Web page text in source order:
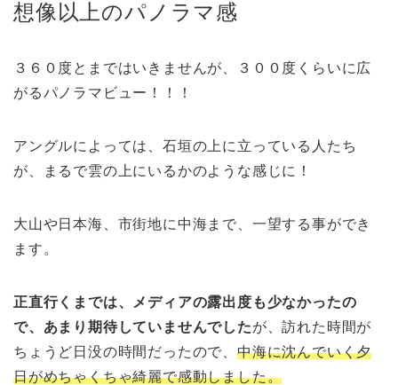
想像以上のパノラマ感
３６０度とまではいきませんが、３００度くらいに広
がるパノラマビュー！！！
アングルによっては、石垣の上に立っている人たち
が、まるで雲の上にいるかのような感じに！
大山や日本海、市街地に中海まで、一望する事ができ
ます。
正直行くまでは、メディアの露出度も少なかったの
で、あまり期待していませんでしたが、訪れた時間が
ちょうど日没の時間だったので、 中海に沈んでいく夕
日がめちゃくちゃ綺麗で感動しました。